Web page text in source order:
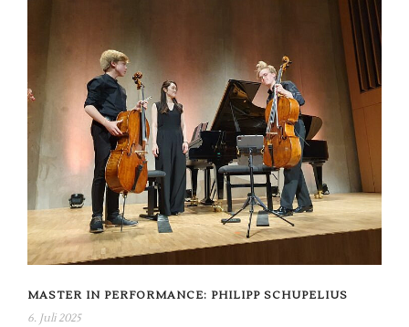
MASTER IN PERFORMANCE: PHILIPP SCHUPELIUS
6. Juli 2025